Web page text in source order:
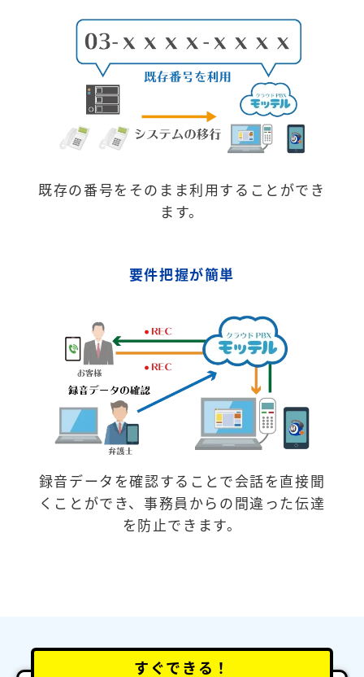
既存の番号をそのまま利用することができ
ます。
要件把握が簡単
録音データを確認することで会話を直接聞
くことができ、事務員からの間違った伝達
を防止できます。
すぐできる！